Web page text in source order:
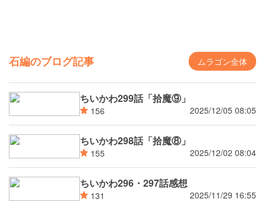
石編のブログ記事 ムラゴン全体
ちいかわ299話「拾魔⑨」
156 2025/12/05 08:05
ちいかわ298話「拾魔⑧」
155 2025/12/02 08:04
ちいかわ296・297話感想
131 2025/11/29 16:55